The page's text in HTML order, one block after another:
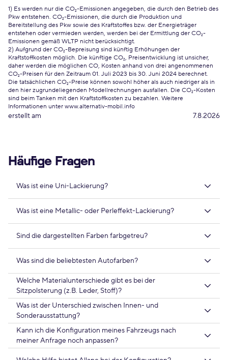
1) Es werden nur die CO₂-Emissionen angegeben, die durch den Betrieb des
Pkw entstehen. CO₂-Emissionen, die durch die Produktion und
Bereitstellung des Pkw sowie des Kraftstoffes bzw. der Energieträger
entstehen oder vermieden werden, werden bei der Ermittlung der CO₂-
Emissionen gemäß WLTP nicht berücksichtigt.
2) Aufgrund der CO₂-Bepreisung sind künftig Erhöhungen der
Kraftstoffkosten möglich. Die künftige CO₂, Preisentwicklung ist unsicher,
daher werden die möglichen CO, Kosten anhand von drei angenommenen
CO₂-Preisen für den Zeitraum 01. Juli 2023 bis 30. Juni 2024 berechnet.
Die tatsächlichen CO₂-Preise können sowohl höher als auch niedriger als in
den hier zugrundeliegenden Modellrechnungen ausfallen. Die CO₂-Kosten
sind beim Tanken mit den Kraftstoffkosten zu bezahlen. Weitere
Informationen unter www.alternativ-mobil.info
erstellt am 7.8.2026
Häufige Fragen
Was ist eine Uni-Lackierung?
Was ist eine Metallic- oder Perleffekt-Lackierung?
Sind die dargestellten Farben farbgetreu?
Was sind die beliebtesten Autofarben?
Welche Materialunterschiede gibt es bei der
Sitzpolsterung (z.B. Leder, Stoff)?
Was ist der Unterschied zwischen Innen- und
Sonderausstattung?
Kann ich die Konfiguration meines Fahrzeugs nach
meiner Anfrage noch anpassen?